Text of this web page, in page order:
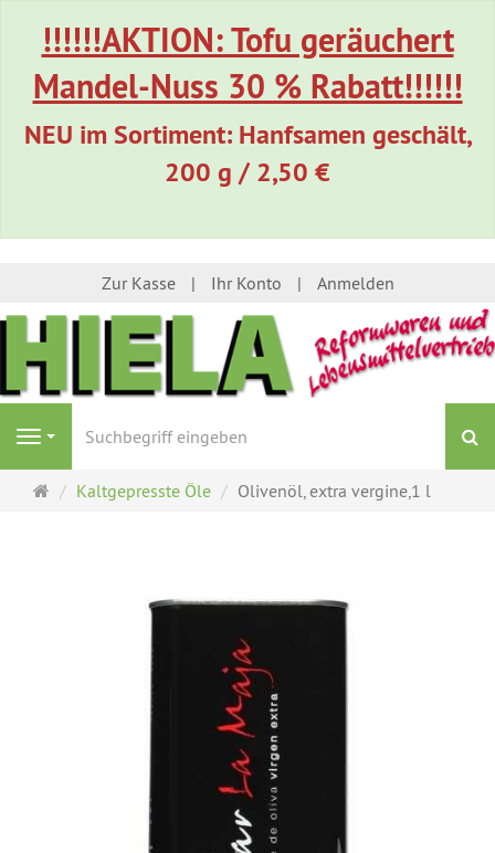
!!!!!!AKTION: Tofu geräuchert
Mandel-Nuss 30 % Rabatt!!!!!!
NEU im Sortiment: Hanfsamen geschält,
200 g / 2,50 €
Zur Kasse Ihr Konto Anmelden
Navigation
Startseite
Kaltgepresste Öle Olivenöl, extra vergine,1 l